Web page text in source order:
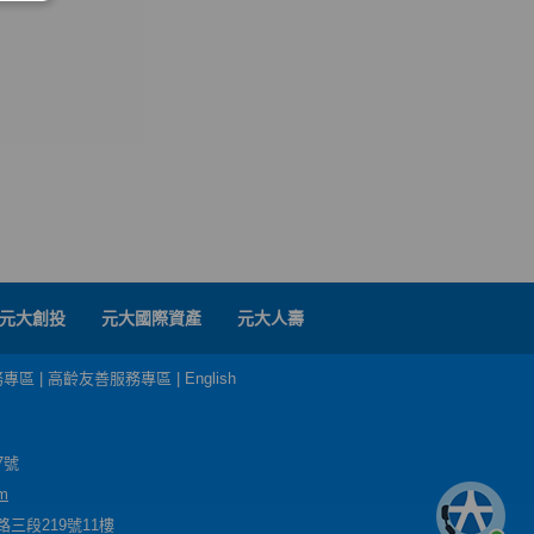
元大創投 元大國際資產 元大人壽
區 高齡友善服務專區 English
號
三段219號11樓